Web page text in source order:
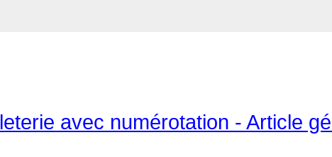
avec numérotation - Article